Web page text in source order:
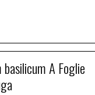
basilicum A Foglie